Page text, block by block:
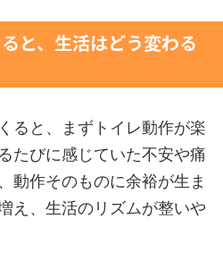
と、生活はどう変わる
ると、まずトイレ動作が楽
たびに感じていた不安や痛
動作そのものに余裕が生ま
え、生活のリズムが整いや